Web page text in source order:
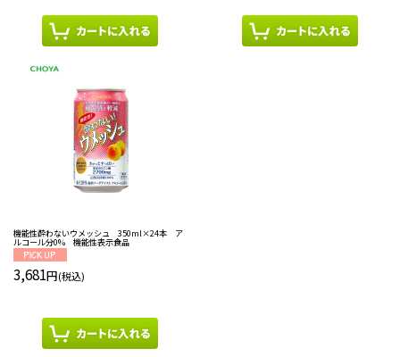
機能性酔わないウメッシュ 350ml×24本 ア
ルコール分0% 機能性表示食品
3,681円(税込)